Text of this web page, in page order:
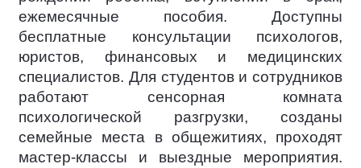
ежемесячные пособия. Доступны
бесплатные консультации психологов,
юристов, финансовых и медицинских
специалистов. Для студентов и сотрудников
работают сенсорная комната
психологической разгрузки, созданы
семейные места в общежитиях, проходят
мастер-классы и выездные мероприятия.